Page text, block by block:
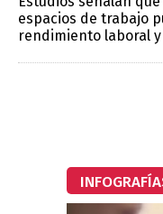
espacios de trabajo
rendimiento laboral y